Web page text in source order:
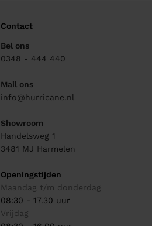
Contact
Bel ons
0348 - 444 440
Mail ons
info@hurricane.nl
Showroom
Handelsweg 1
3481 MJ Harmelen
Openingstijden
Maandag t/m donderdag
08:30 - 17.30 uur
Vrijdag